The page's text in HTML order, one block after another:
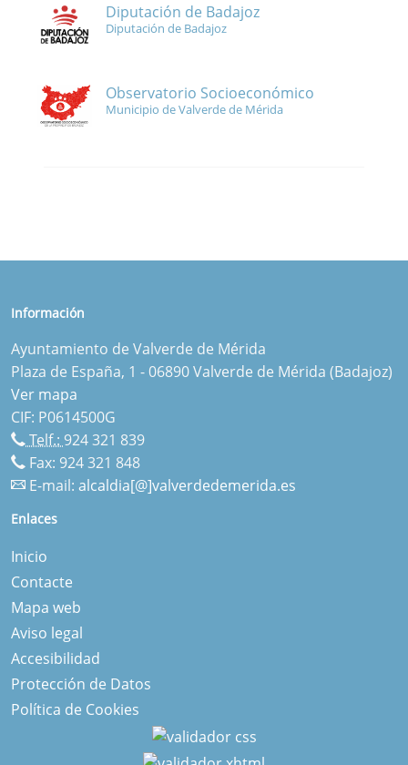
Diputación de Badajoz
Diputación de Badajoz
Observatorio Socioeconómico
Municipio de Valverde de Mérida
Información
Ayuntamiento de Valverde de Mérida
Plaza de España, 1 - 06890 Valverde de Mérida (Badajoz)
Ver mapa
CIF: P0614500G
Telf.: 924 321 839
Fax: 924 321 848
E-mail: alcaldia[@]valverdedemerida.es
Enlaces
Inicio
Contacte
Mapa web
Aviso legal
Accesibilidad
Protección de Datos
Política de Cookies